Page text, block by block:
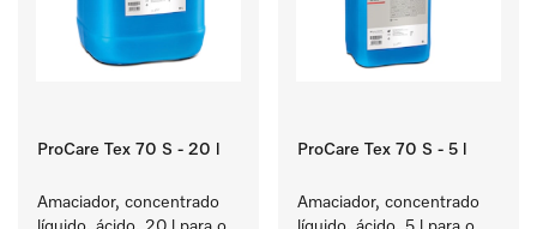
ProCare Tex 70 S - 20 l
Amaciador, concentrado
ProCare Tex 70 S - 5 l
Amaciador, concentrado